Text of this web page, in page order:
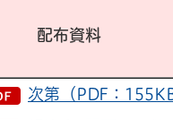
配布
次第（PDF：155KB